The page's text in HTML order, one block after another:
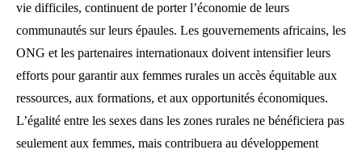
vie difficiles, continuent de porter l’économie de leurs
communautés sur leurs épaules. Les gouvernements africains, les
ONG et les partenaires internationaux doivent intensifier leurs
efforts pour garantir aux femmes rurales un accès équitable aux
ressources, aux formations, et aux opportunités économiques.
L’égalité entre les sexes dans les zones rurales ne bénéficiera pas
seulement aux femmes, mais contribuera au développement